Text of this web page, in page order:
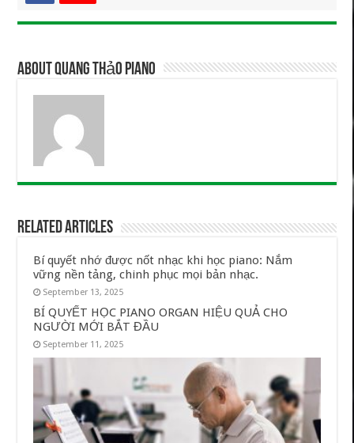
About Quang Thảo Piano
Related Articles
Bí quyết nhớ được nốt nhạc khi học piano: Nắm
vững nền tảng, chinh phục mọi bản nhạc.
September 13, 2025
BÍ QUYẾT HỌC PIANO ORGAN HIỆU QUẢ CHO
NGƯỜI MỚI BẮT ĐẦU
September 11, 2025